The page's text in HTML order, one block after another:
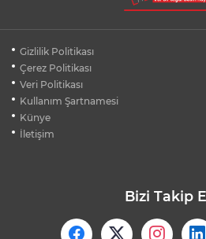
KÜBRA DENİZCİ
Gizlilik Politikası
Çerez Politikası
Veri Politikası
Kullanım Şartnamesi
Künye
İletişim
Bizi Takip